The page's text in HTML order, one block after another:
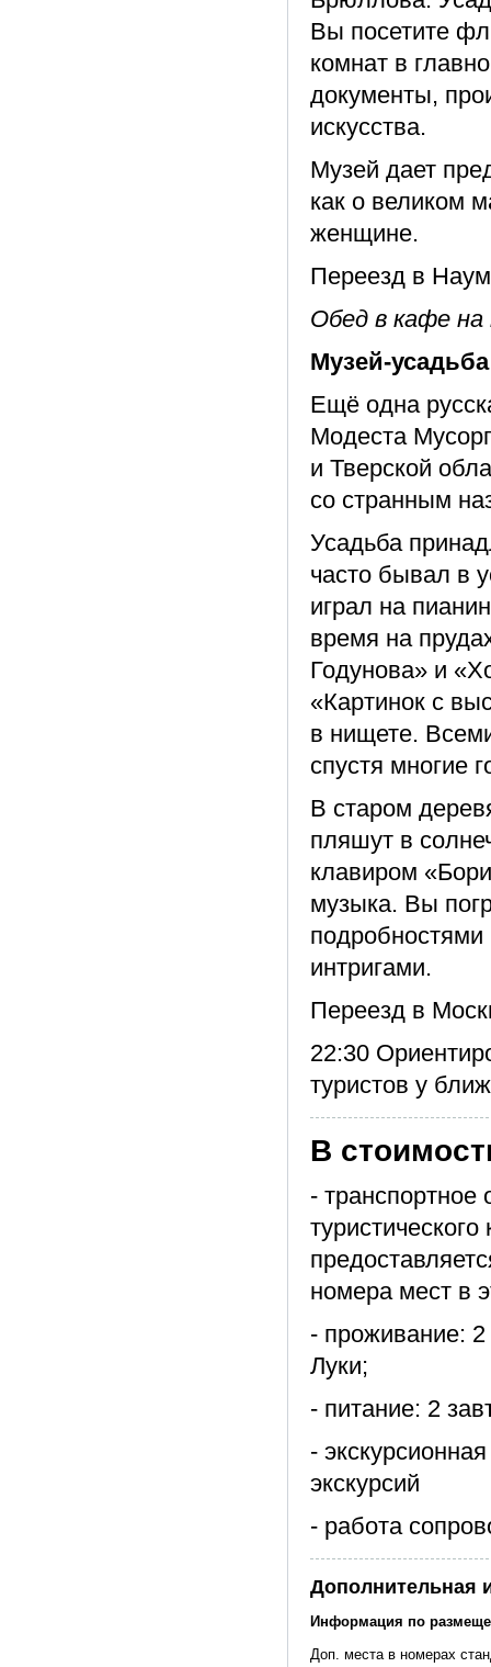
Вы посетите
комнат в
документы,
искусства.
Музей дает
как о великом
женщине.
Переезд в
Обед в кафе
Музей-
Ещё одна
Модеста
и Тверской
со странным
Усадьба
часто бывал в
играл на
время на
Годунова» и
«Картинок с
в нищете.
спустя многие
В старом
пляшут в
клавиром
музыка. Вы
интригами.
Переезд в
22:30
туристов у
В
- транспортное
номера мест в
- проживание:
Луки;
- питание: 2
-
экскурсий
- работа
Дополнительная
Информация по
Доп. места в номерах